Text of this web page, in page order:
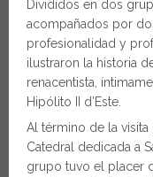
Divididos en dos
acompañados por
profesionalidad y
ilustraron la historia
renacentista,
Hipólito II d’Este.
Al término de la
Catedral dedicada a
grupo tuvo el placer